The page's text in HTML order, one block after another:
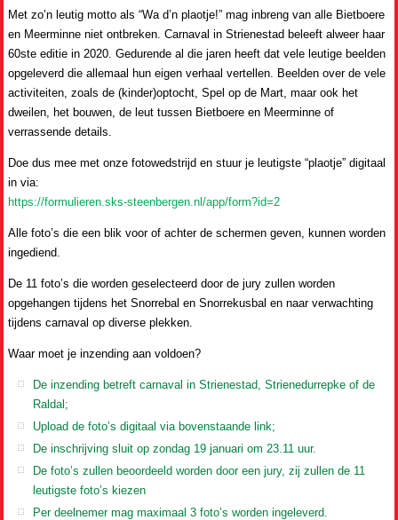
Met zo’n leutig motto als “Wa d’n plaotje!” mag inbreng van alle Bietboere
en Meerminne niet ontbreken. Carnaval in Strienestad beleeft alweer haar
60ste editie in 2020. Gedurende al die jaren heeft dat vele leutige beelden
opgeleverd die allemaal hun eigen verhaal vertellen. Beelden over de vele
activiteiten, zoals de (kinder)optocht, Spel op de Mart, maar ook het
dweilen, het bouwen, de leut tussen Bietboere en Meerminne of
verrassende details.
Doe dus mee met onze fotowedstrijd en stuur je leutigste “plaotje” digitaal
in via:
https://formulieren.sks-steenbergen.nl/app/form?id=2
Alle foto’s die een blik voor of achter de schermen geven, kunnen worden
ingediend.
De 11 foto’s die worden geselecteerd door de jury zullen worden
opgehangen tijdens het Snorrebal en Snorrekusbal en naar verwachting
tijdens carnaval op diverse plekken.
Waar moet je inzending aan voldoen?
De inzending betreft carnaval in Strienestad, Strienedurrepke of de
Raldal;
Upload de foto’s digitaal via bovenstaande link;
De inschrijving sluit op zondag 19 januari om 23.11 uur.
De foto’s zullen beoordeeld worden door een jury, zij zullen de 11
leutigste foto’s kiezen
Per deelnemer mag maximaal 3 foto’s worden ingeleverd.